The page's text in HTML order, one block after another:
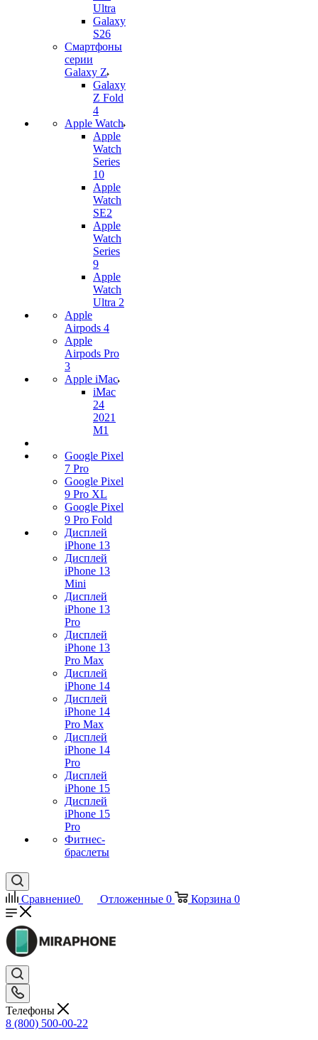
Ultra
Galaxy
S26
Смартфоны
серии
Galaxy Z
Galaxy
Z Fold
4
Apple Watch
Apple
Watch
Series
10
Apple
Watch
SE2
Apple
Watch
Series
9
Apple
Watch
Ultra 2
Apple
Airpods 4
Apple
Airpods Pro
3
Apple iMac
iMac
24
2021
M1
Google Pixel
7 Pro
Google Pixel
9 Pro XL
Google Pixel
9 Pro Fold
Дисплей
iPhone 13
Дисплей
iPhone 13
Mini
Дисплей
iPhone 13
Pro
Дисплей
iPhone 13
Pro Max
Дисплей
iPhone 14
Дисплей
iPhone 14
Pro Max
Дисплей
iPhone 14
Pro
Дисплей
iPhone 15
Дисплей
iPhone 15
Pro
Фитнес-
браслеты
Сравнение0 Отложенные 0 Корзина 0
Телефоны
8 (800) 500-00-22